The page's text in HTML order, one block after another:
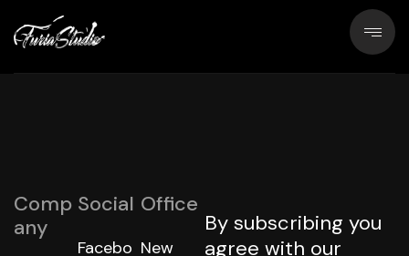
By subscribing you
agree with our
Comp
any
Social
Facebo
Office
New